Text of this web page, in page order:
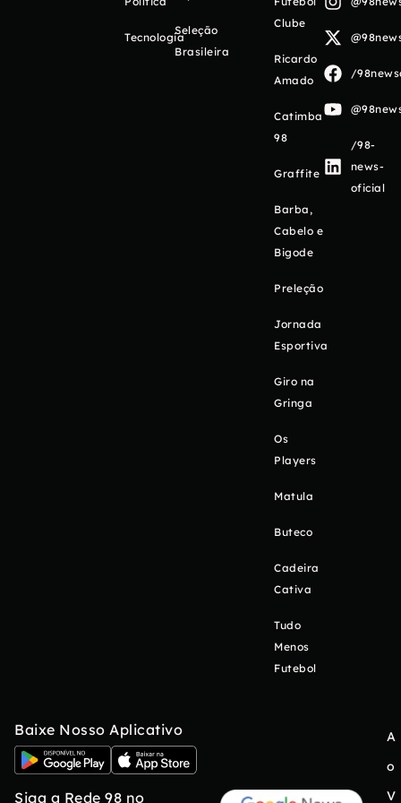
Tecnologia
Seleção
Brasileira
Clube
Ricardo
Amado
Catimba
98
Graffite
Barba,
Cabelo e
Bigode
Preleção
Jornada
Esportiva
Giro na
Gringa
Os
Players
Matula
Buteco
Cadeira
Cativa
Tudo
Menos
Futebol
/
/98-
news-
oficial
Baixe Nosso Aplicativo
Siga a Rede 98 no
A
o
V